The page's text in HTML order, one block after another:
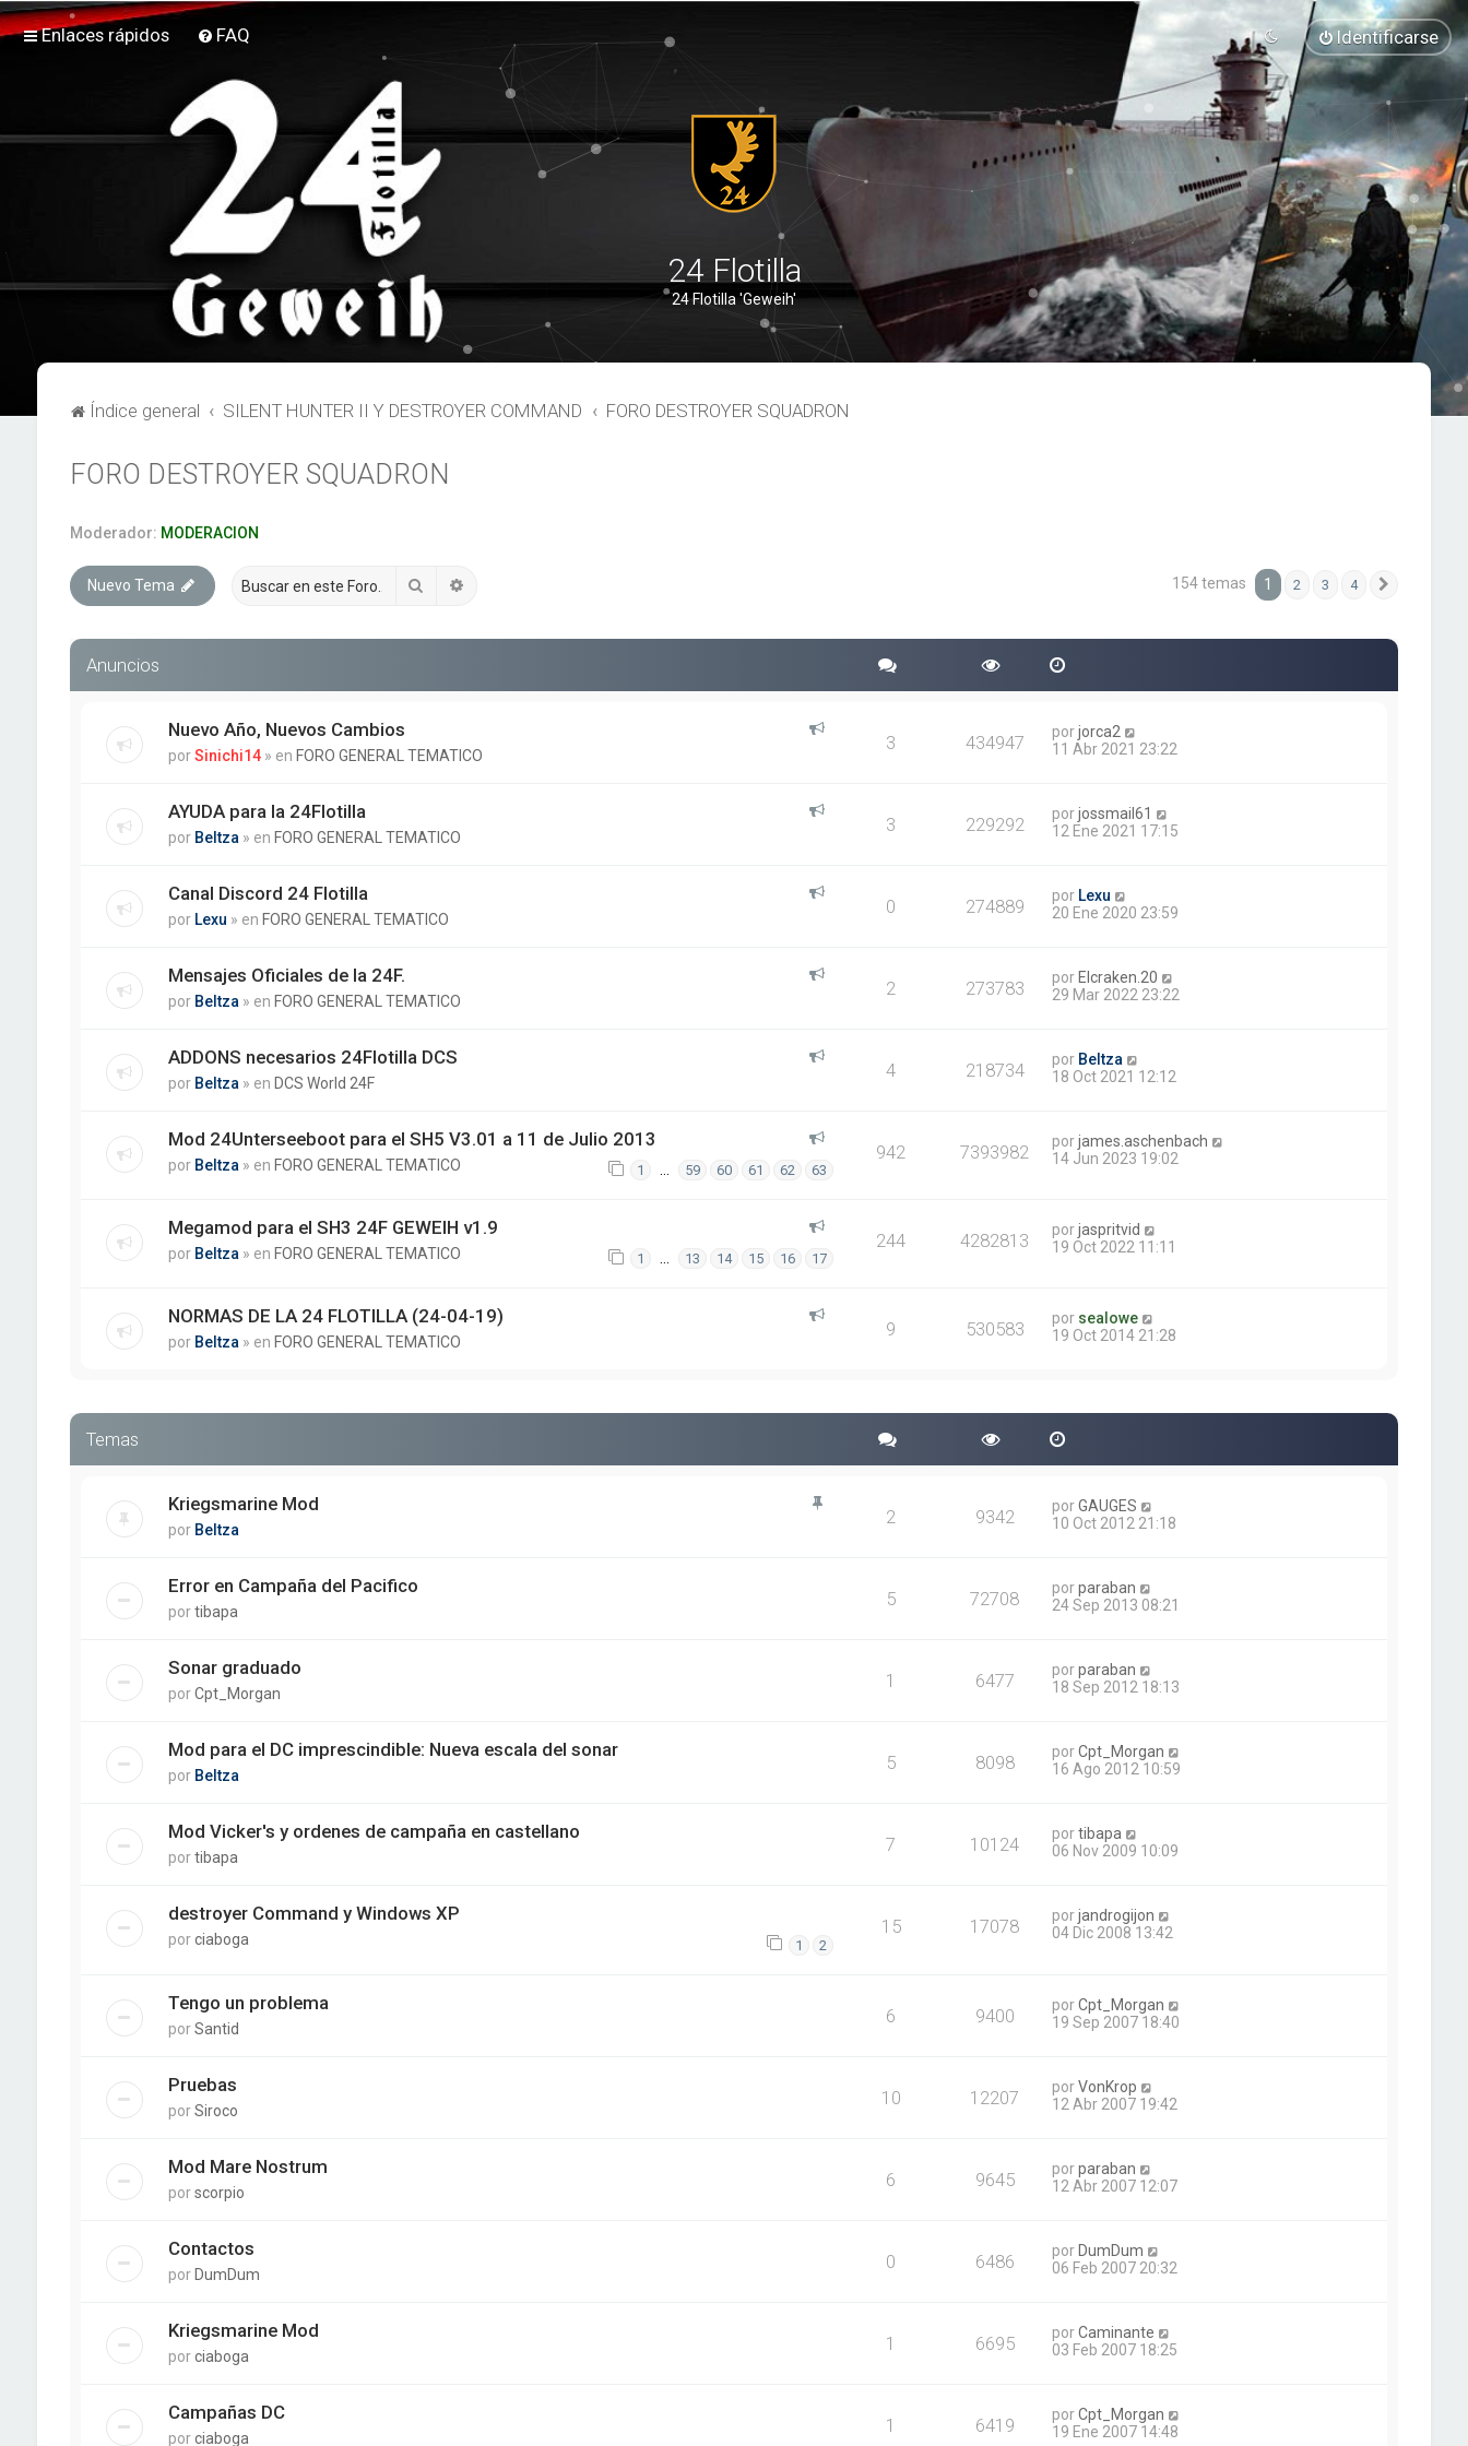
Enlaces rápidos FAQ Identificarse
24 Flotilla
24 Flotilla 'Geweih'
Índice general SILENT HUNTER II Y DESTROYER COMMAND FORO DESTROYER SQUADRON
FORO DESTROYER SQUADRON
Moderador: MODERACION
Nuevo Tema Buscar 154 temas 1 2 3 4
Anuncios
Nuevo Año, Nuevos Cambios
porSinichi14 » en FORO GENERAL TEMATICO
3 434947 porjorca2
11 Abr 2021 23:22
AYUDA para la 24Flotilla
por Beltza » en FORO GENERAL TEMATICO
3 229292 porjossmail61
12 Ene 2021 17:15
Canal Discord 24 Flotilla
por Lexu » en FORO GENERAL TEMATICO
0 274889 por Lexu
20 Ene 2020 23:59
Mensajes Oficiales de la 24F.
por Beltza » en FORO GENERAL TEMATICO
2 273783 por Elcraken.20
29 Mar 2022 23:22
ADDONS necesarios 24Flotilla DCS
por Beltza » en DCS World 24F
4 218734 por Beltza
18 Oct 2021 12:12
Mod 24Unterseeboot para el SH5 V3.01 a 11 de Julio 2013
por Beltza » en FORO GENERAL TEMATICO 1 … 59 60 61 62 63
942 7393982 porjames.aschenbach
14 Jun 2023 19:02
Megamod para el SH3 24F GEWEIH v1.9
por Beltza » en FORO GENERAL TEMATICO 1 … 13 14 15 16 17
244 4282813 porjaspritvid
19 Oct 2022 11:11
NORMAS DE LA 24 FLOTILLA (24-04-19)
por Beltza » en FORO GENERAL TEMATICO
9 530583 por sealowe
19 Oct 2014 21:28
Temas
Kriegsmarine Mod
por Beltza
2 9342 porGAUGES
10 Oct 2012 21:18
Error en Campaña del Pacifico
portibapa
5 72708 porparaban
24 Sep 2013 08:21
Sonar graduado
porCpt_Morgan
1 6477 porparaban
18 Sep 2012 18:13
Mod para el DC imprescindible: Nueva escala del sonar
por Beltza
5 8098 porCpt_Morgan
16 Ago 2012 10:59
Mod Vicker's y ordenes de campaña en castellano
portibapa
7 10124 portibapa
06 Nov 2009 10:09
destroyer Command y Windows XP
porciaboga 1 2
15 17078 porjandrogijon
04 Dic 2008 13:42
Tengo un problema
porSantid
6 9400 porCpt_Morgan
19 Sep 2007 18:40
Pruebas
porSiroco
10 12207 porVonKrop
12 Abr 2007 19:42
Mod Mare Nostrum
porscorpio
6 9645 porparaban
12 Abr 2007 12:07
Contactos
porDumDum
0 6486 porDumDum
06 Feb 2007 20:32
Kriegsmarine Mod
porciaboga
1 6695 porCaminante
03 Feb 2007 18:25
Campañas DC
porciaboga
1 6419 porCpt_Morgan
19 Ene 2007 14:48